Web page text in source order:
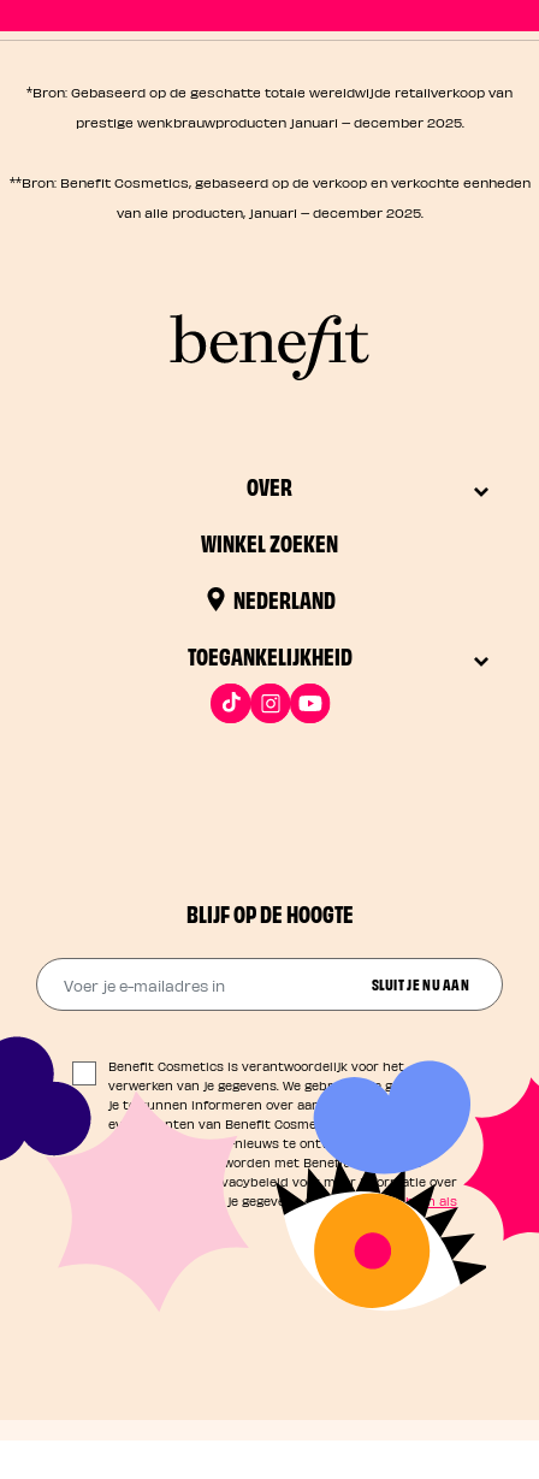
*Bron: Gebaseerd op de geschatte totale wereldwijde retailverkoop van
prestige wenkbrauwproducten januari – december 2025.
**Bron: Benefit Cosmetics, gebaseerd op de verkoop en verkochte eenheden
van alle producten, januari – december 2025.
OVER
WINKEL ZOEKEN
NEDERLAND
TOEGANKELIJKHEID
BLIJF OP DE HOOGTE
Voer je e-mailadres in
SLUIT JE NU AAN
Benefit Cosmetics is verantwoordelijk voor het
verwerken van je gegevens. We gebruiken je gegevens om
je te kunnen informeren over aanbiedingen, nieuws en
evenementen van Benefit Cosmetics. Als je ervoor hebt
gekozen om Beauty-nieuws te ontvangen, zullen je
gegevens gedeeld worden met Benefit Cosmetics.
Raadpleeg ons Privacybeleid voor meer informatie over
de verwerking van je gegevens en jeprivacyrechten als